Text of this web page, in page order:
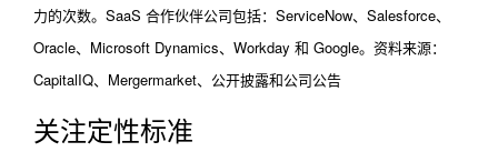
力的次数。SaaS 合作伙伴公司包括：ServiceNow、Salesforce、
Oracle、Microsoft Dynamics、Workday 和 Google。资料来源：
CapitalIQ、Mergermarket、公开披露和公司公告
关注定性标准